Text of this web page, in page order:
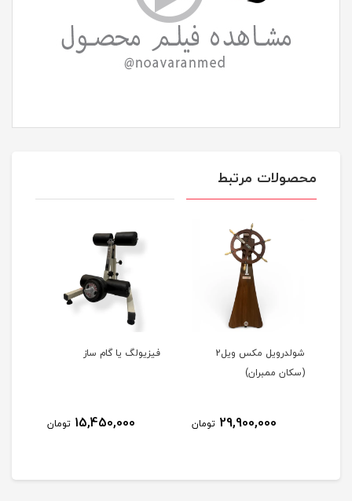
محصولات مرتبط
شولدرویل مکس ویل2
(سکان ممبران)
29,900,000 تومان
فیزیولگ یا گام ساز
15,450,000 تومان